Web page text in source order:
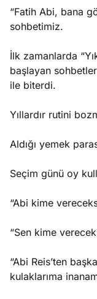
“Fatih Abi, bana
sohbetimiz.
İlk zamanlarda
başlayan
ile biterdi.
Yıllardır rutini
Aldığı yemek
Seçim günü oy
“Abi kime
“Sen kime
“Abi Reis’ten
kulaklarıma